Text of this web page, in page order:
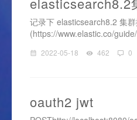
记录下 elasticsearch8.2 集
(https://www.elastic.co/
2022-05-18 462 0
oauth2 jwt